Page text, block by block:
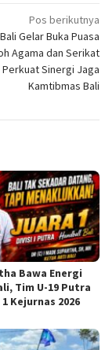
Pos berikutnya
Gelar Buka Puasa
Agama dan Serikat
Sinergi Jaga
Kamtibmas Bali
Bawa Energi
Tim U-19 Putra
Kejurnas 2026